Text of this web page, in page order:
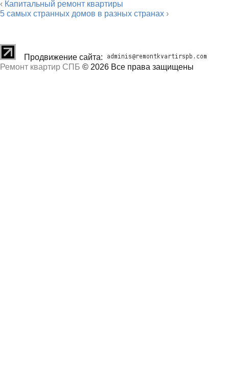
‹ Капитальный ремонт квартиры
5 самых странных домов в разных странах ›
Продвижение сайта:
Ремонт квартир СПБ © 2026 Все права защищены